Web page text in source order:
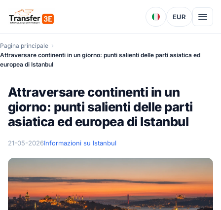
EUR
Pagina principale
Attraversare continenti in un giorno: punti salienti delle parti asiatica ed
europea di Istanbul
Attraversare continenti in un
giorno: punti salienti delle parti
asiatica ed europea di Istanbul
21-05-2026Informazioni su Istanbul